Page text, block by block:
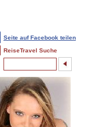
Seite auf Facebook teilen
ReiseTravel Suche